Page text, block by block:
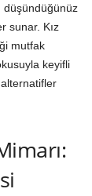
düşündüğünüz
sunar. Kız
mutfak
keyifli